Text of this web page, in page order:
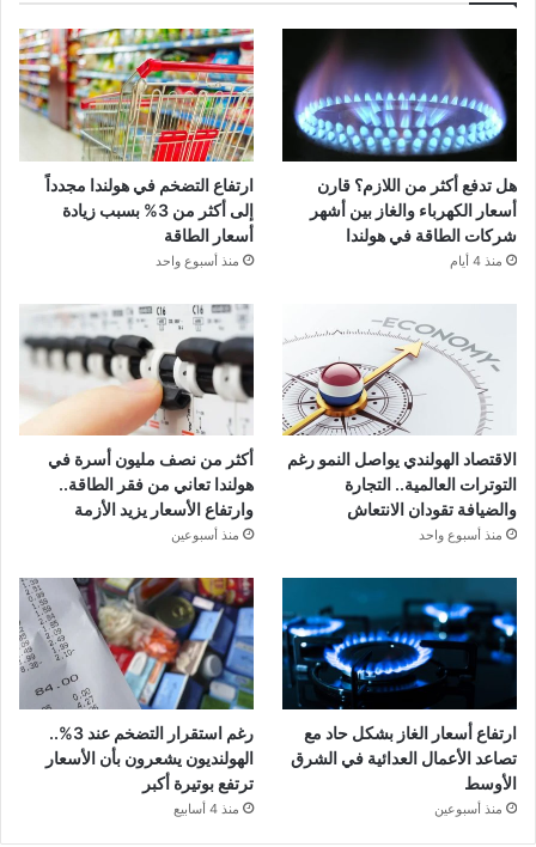
هل تدفع أكثر من اللازم؟ قارن
أسعار الكهرباء والغاز بين أشهر
شركات الطاقة في هولندا
منذ 4 أيام
ارتفاع التضخم في هولندا مجدداً
إلى أكثر من 3% بسبب زيادة
أسعار الطاقة
منذ أسبوع واحد
الاقتصاد الهولندي يواصل النمو رغم
التوترات العالمية.. التجارة
والضيافة تقودان الانتعاش
منذ أسبوع واحد
أكثر من نصف مليون أسرة في
هولندا تعاني من فقر الطاقة..
وارتفاع الأسعار يزيد الأزمة
منذ أسبوعين
ارتفاع أسعار الغاز بشكل حاد مع
تصاعد الأعمال العدائية في الشرق
الأوسط
منذ أسبوعين
رغم استقرار التضخم عند 3%..
الهولنديون يشعرون بأن الأسعار
ترتفع بوتيرة أكبر
منذ 4 أسابيع